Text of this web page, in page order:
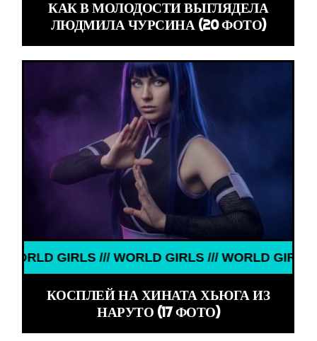
КАК В МОЛОДОСТИ ВЫГЛЯДЕЛА
ЛЮДМИЛА ЧУРСИНА (20 ФОТО)
GIRLS /// WORLD GIRLS ///
КОСПЛЕЙ НА ХИНАТА ХЬЮГА ИЗ
НАРУТО (17 ФОТО)